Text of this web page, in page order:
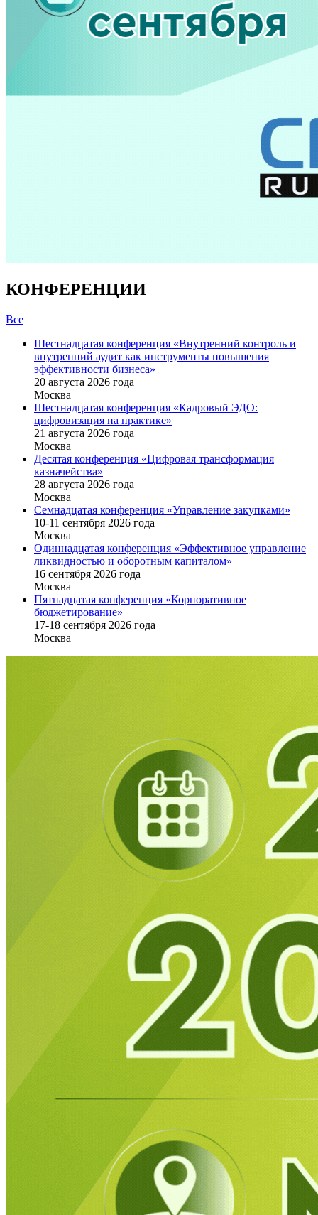
КОНФЕРЕНЦИИ
Все
Шестнадцатая конференция «Внутренний контроль и
внутренний аудит как инструменты повышения
эффективности бизнеса»
20 августа 2026 года
Москва
Шестнадцатая конференция «Кадровый ЭДО:
цифровизация на практике»
21 августа 2026 года
Москва
Десятая конференция «Цифровая трансформация
казначейства»
28 августа 2026 года
Москва
Семнадцатая конференция «Управление закупками»
10-11 сентября 2026 года
Москва
Одиннадцатая конференция «Эффективное управление
ликвидностью и оборотным капиталом»
16 cентября 2026 года
Москва
Пятнадцатая конференция «Корпоративное
бюджетирование»
17-18 сентября 2026 года
Москва